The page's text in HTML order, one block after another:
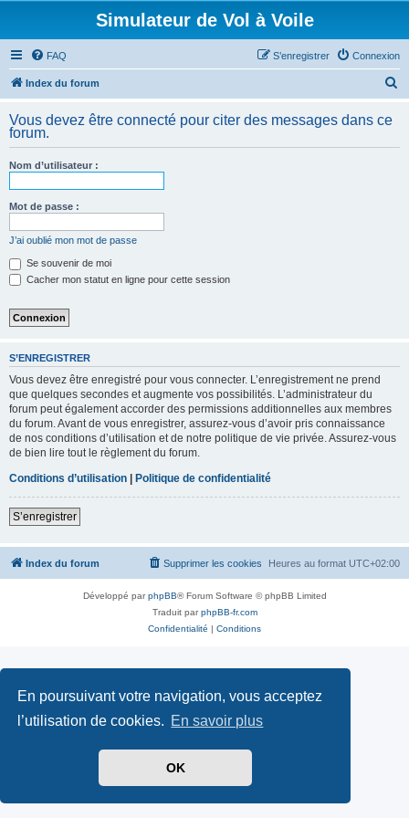
En poursuivant votre navigation, vous acceptez
l’utilisation de cookies. En savoir plus
OK
Simulateur de Vol à Voile
FAQ Connexion
S’enregistrer
Index du forum
h
Vous devez être connecté pour citer des messages dans ce
forum.
Nom d’utilisateur :
Mot de passe :
J’ai oublié mon mot de passe
Se souvenir de moi
Cacher mon statut en ligne pour cette session
S’ENREGISTRER
Vous devez être enregistré pour vous connecter. L’enregistrement ne prend
que quelques secondes et augmente vos possibilités. L’administrateur du
forum peut également accorder des permissions additionnelles aux membres
du forum. Avant de vous enregistrer, assurez-vous d’avoir pris connaissance
de nos conditions d’utilisation et de notre politique de vie privée. Assurez-vous
de bien lire tout le règlement du forum.
Conditions d’utilisation | Politique de confidentialité
S’enregistrer
Index du forum Heures au format UTC+02:00
Supprimer les cookies
Développé parphpBB® Forum Software © phpBB Limited
Traduit parphpBB-fr.com
Confidentialité | Conditions